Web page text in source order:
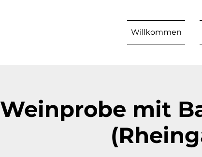
Willkommen
Weinprobe mit